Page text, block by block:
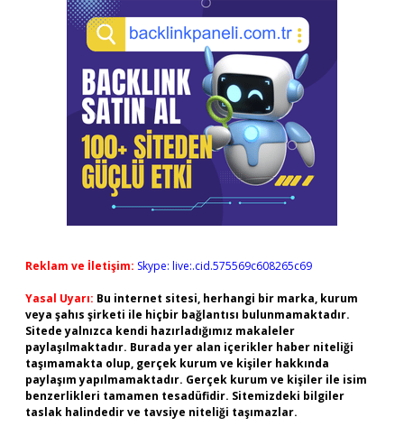
Reklam ve İletişim: Skype: live:.cid.575569c608265c69
Yasal Uyarı: Bu internet sitesi, herhangi bir marka, kurum
veya şahıs şirketi ile hiçbir bağlantısı bulunmamaktadır.
Sitede yalnızca kendi hazırladığımız makaleler
paylaşılmaktadır. Burada yer alan içerikler haber niteliği
taşımamakta olup, gerçek kurum ve kişiler hakkında
paylaşım yapılmamaktadır. Gerçek kurum ve kişiler ile isim
benzerlikleri tamamen tesadüfidir. Sitemizdeki bilgiler
taslak halindedir ve tavsiye niteliği taşımazlar.